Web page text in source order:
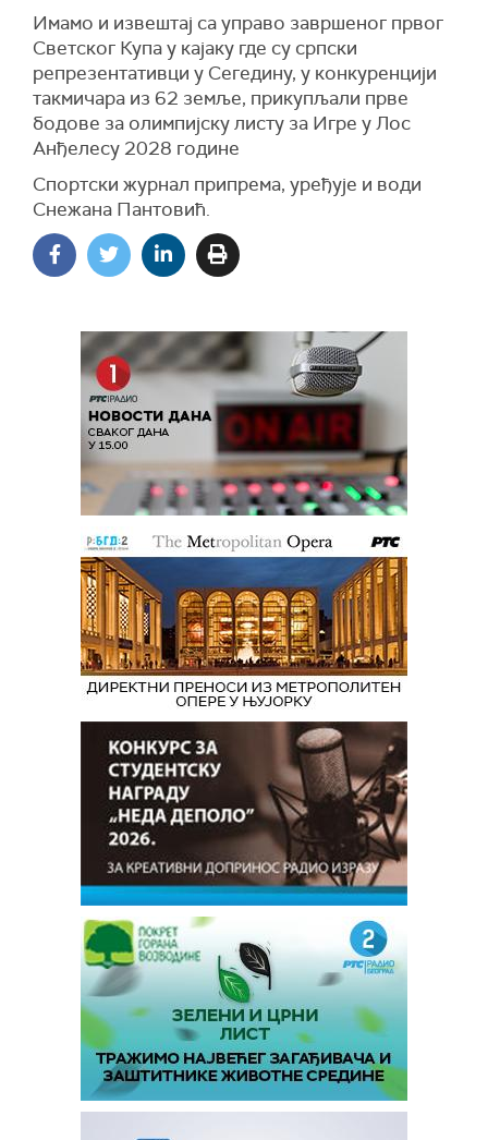
Имамо и извештај са управо завршеног првог
Светског Купа у кајаку где су српски
репрезентативци у Сегедину, у конкуренцији
такмичара из 62 земље, прикупљали прве
бодове за олимпијску листу за Игре у Лос
Анђелесу 2028 године
Спортски журнал припрема, уређује и води
Снежана Пантовић.